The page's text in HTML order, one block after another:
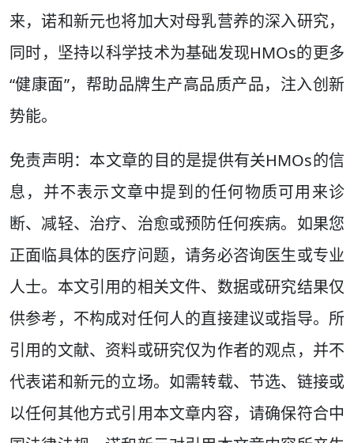
来，诺和新元也将加大对母乳营养的深入研究，
同时，坚持以科学技术为基础发现HMOs的更多
“健康面”，帮助品牌生产高品质产品，注入创新
势能。
免责声明：本文章的目的是提供有关HMOs的信
息，并不表示文章中提到的任何物质可用来诊
断、减轻、治疗、治愈或预防任何疾病。如果您
正面临具体的医疗问题，请务必咨询医生或专业
人士。本文引用的相关文件、数据或研究结果仅
供参考，不构成对任何人的直接建议或指导。所
引用的文献、资料或研究仅为作者的观点，并不
代表诺和新元的立场。如需转载、节选、链接或
以任何其他方式引用本文章内容，请确保符合中